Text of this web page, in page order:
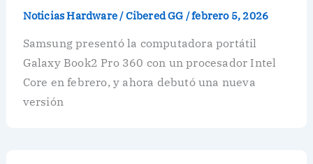
Noticias Hardware/Cibered GG /febrero 5, 2026
Samsung presentó la computadora portátil
Galaxy Book2 Pro 360 con un procesador Intel
Core en febrero, y ahora debutó una nueva
versión